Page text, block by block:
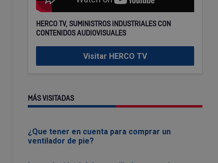
HERCO TV, SUMINISTROS INDUSTRIALES CON
CONTENIDOS AUDIOVISUALES
Visitar HERCO TV
MÁS VISITADAS
¿Que tener en cuenta para comprar un
ventilador de pie?